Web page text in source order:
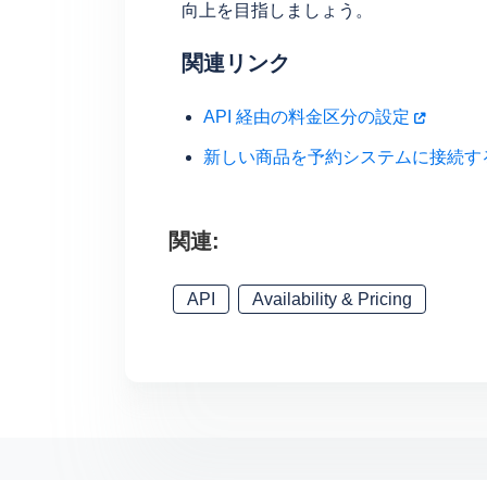
向上を目指しましょう。
関連リンク
API 経由の料金区分の設定
新しい商品を予約システムに接続す
関連:
API Availability & Pricing